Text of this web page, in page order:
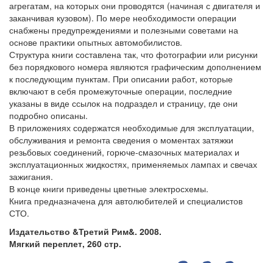
агрегатам, на которых они проводятся (начиная с двигателя и
заканчивая кузовом). По мере необходимости операции
снабжены предупреждениями и полезными советами на
основе практики опытных автомобилистов.
Структура книги составлена так, что фотографии или рисунки
без порядкового номера являются графическим дополнением
к последующим пунктам. При описании работ, которые
включают в себя промежуточные операции, последние
указаны в виде ссылок на подраздел и страницу, где они
подробно описаны.
В приложениях содержатся необходимые для эксплуатации,
обслуживания и ремонта сведения о моментах затяжки
резьбовых соединений, горюче-смазочных материалах и
эксплуатационных жидкостях, применяемых лампах и свечах
зажигания.
В конце книги приведены цветные электросхемы.
Книга предназначена для автолюбителей и специалистов
СТО.
Издательство &Третий Рим&. 2008.
Мягкий переплет, 260 стр.